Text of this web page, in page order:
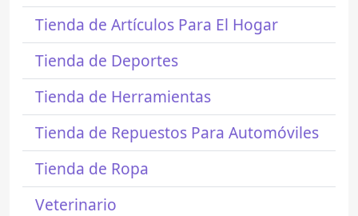
Tienda de Artículos Para El Hogar
Tienda de Deportes
Tienda de Herramientas
Tienda de Repuestos Para Automóviles
Tienda de Ropa
Veterinario